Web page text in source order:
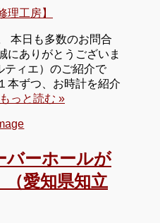
理工房】
本日も多数のお問合
にありがとうございま
ティエ）のご紹介で
本ずつ、お時計を紹介
もっと読む »
バーホールが
愛知県知立